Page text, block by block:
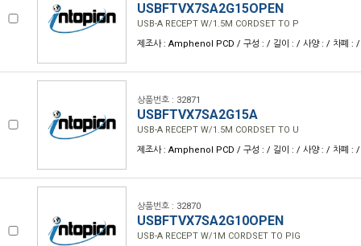
USBFTVX7SA2G15OPEN
USB-A RECEPT W/1.5M CORDSET TO P
제조사 : Amphenol PCD / 구성 : / 길이 : / 사양 : / 차폐 : /
상품번호 : 32871
USBFTVX7SA2G15A
USB-A RECEPT W/1.5M CORDSET TO U
제조사 : Amphenol PCD / 구성 : / 길이 : / 사양 : / 차폐 : /
상품번호 : 32870
USBFTVX7SA2G10OPEN
USB-A RECEPT W/1M CORDSET TO PIG